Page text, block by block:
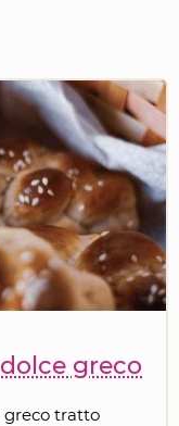
greco
greco tratto